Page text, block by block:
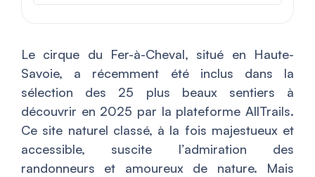
Le cirque du Fer-à-Cheval, situé en Haute-
Savoie, a récemment été inclus dans la
sélection des 25 plus beaux sentiers à
découvrir en 2025 par la plateforme AllTrails.
Ce site naturel classé, à la fois majestueux et
accessible, suscite l’admiration des
randonneurs et amoureux de nature. Mais